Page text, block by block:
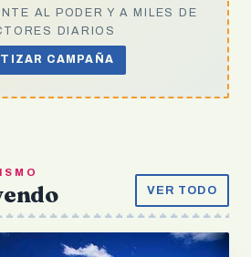
AL PODER Y A MILES DE
DIARIOS
CAMPAÑA
VER TODO